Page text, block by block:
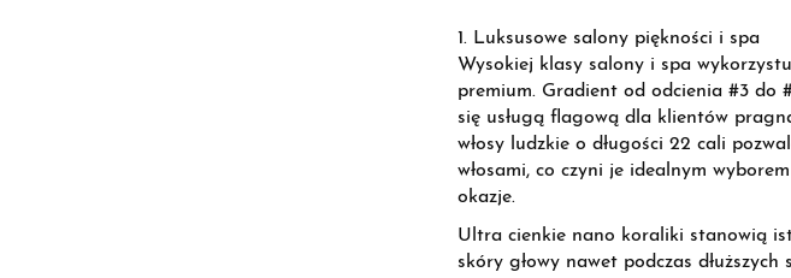
1. Luksusowe salony piękności i spa
Wysokiej klasy salony i spa
premium. Gradient od odcienia #3 do
się usługą flagową dla klientów
włosy ludzkie o długości 22 cali
włosami, co czyni je idealnym
okazje.
Ultra cienkie nano koraliki stanowią
skóry głowy nawet podczas